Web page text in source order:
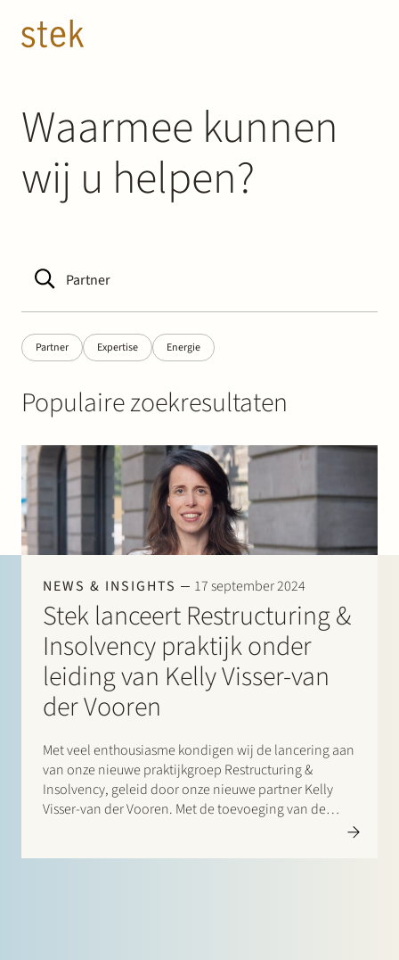
Waarmee kunnen
wij u helpen?
Partner Expertise Energie
Populaire zoekresultaten
NEWS & INSIGHTS 17 september 2024
Stek lanceert Restructuring &
Insolvency praktijk onder
leiding van Kelly Visser-van
der Vooren
Met veel enthousiasme kondigen wij de lancering aan
van onze nieuwe praktijkgroep Restructuring &
Insolvency, geleid door onze nieuwe partner Kelly
Visser-van der Vooren. Met de toevoeging van de
Mensen
Expertise
Track record
News & Insights
Contact
Werken bij Stek